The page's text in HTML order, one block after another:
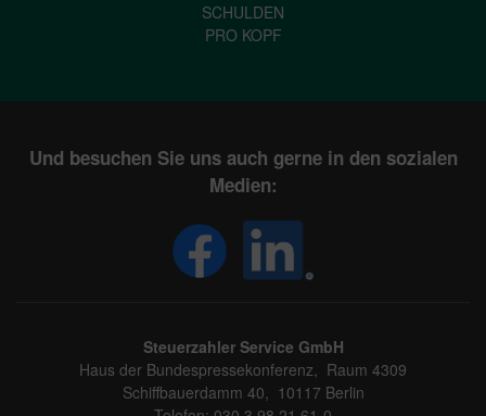
SCHULDEN
PRO KOPF
Und besuchen Sie uns auch gerne in den sozialen
Medien:
Steuerzahler Service GmbH
Haus der Bundespressekonferenz, Raum 4309
Schiffbauerdamm 40, 10117 Berlin